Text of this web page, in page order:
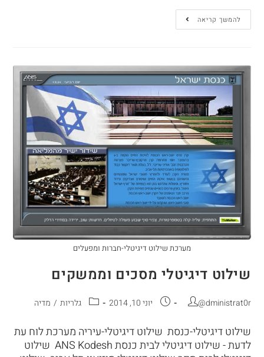
להמשך קריאה
מערכת שילוט דיגיטלי-חברות ומפעלים
שילוט דיגיטלי מסכים וממשקים
@dministrat0r יוני 10, 2014 גלריות / מדיה
שילוט דיגיטלי-כנסת שילוט דיגיטלי-עיריה מערכת לוח עת
לדעת - שילוט דיגיטלי לבית כנסת ANS Kodesh שילוט